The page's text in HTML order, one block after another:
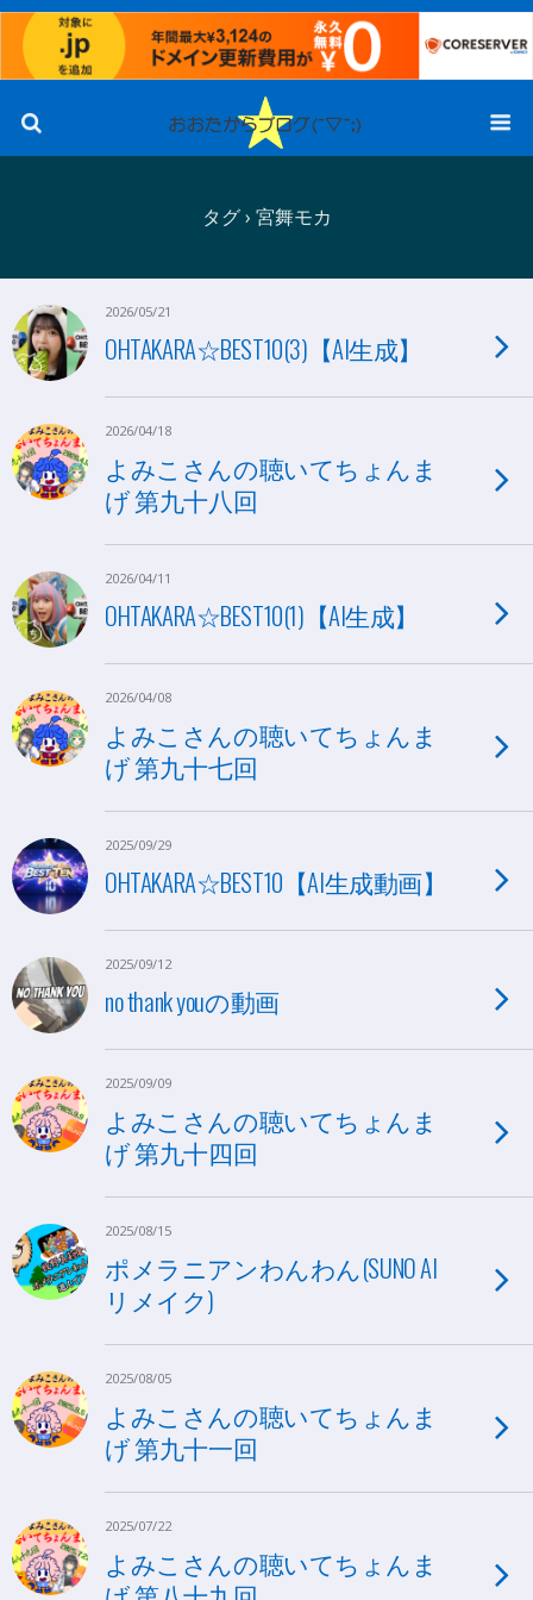
タグ › 宮舞モカ
2026/05/21
OHTAKARA☆BEST10(3)【AI生成】
2026/04/18
よみこさんの聴いてちょんま
げ 第九十八回
2026/04/11
OHTAKARA☆BEST10(1)【AI生成】
2026/04/08
よみこさんの聴いてちょんま
げ 第九十七回
2025/09/29
OHTAKARA☆BEST10【AI生成動画】
2025/09/12
no thank youの動画
2025/09/09
よみこさんの聴いてちょんま
げ 第九十四回
2025/08/15
ポメラニアンわんわん(SUNO AI
リメイク)
2025/08/05
よみこさんの聴いてちょんま
げ 第九十一回
2025/07/22
よみこさんの聴いてちょんま